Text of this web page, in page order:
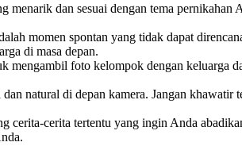
menarik dan sesuai dengan tema
momen spontan yang tidak dapat
di masa depan.
mengambil foto kelompok dengan keluarga
natural di depan kamera. Jangan
cerita-cerita tertentu yang ingin Anda